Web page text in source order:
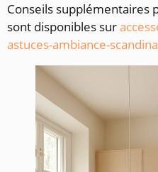
Conseils supplémentaires
sont disponibles sur
astuces-ambiance-